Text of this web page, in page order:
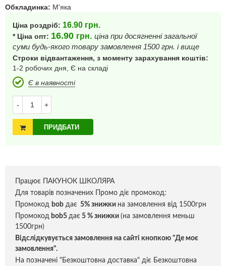
Обкладинка: М'яка
Ціна роздріб: 16.90 грн.
* Ціна опт: 16.90 грн. ціна при досягненні загальної
суми будь-якого товару замовлення 1500 грн. і вище
Строки відвантаження, з моменту зарахування коштів:
1-2 робочих дня, Є на складі
Є в наявності
- +
ПРИДБАТИ
Працює ПАКУНОК ШКОЛЯРА
Для товарів позначених Промо діє промокод:
Промокод bob дає 5% знижки на замовлення від 1500грн
Промокод bob5 дає 5 % знижки (на замовлення меньш
1500грн)
Відслідкувується замовлення на сайті кнопкою "Де моє
замовлення".
На позначені "Безкоштовна доставка" діє Безкоштовна